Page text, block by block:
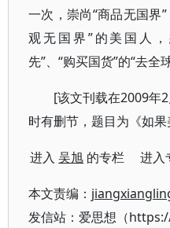
一次，崇尚“商品无国界
观无国界”的美国人
先”、“购买国货”的“去全
[该文刊载在2009年
时有删节，题目为《如
进入吴旭 的专栏 进入
本文责编：
发信站：爱思想（